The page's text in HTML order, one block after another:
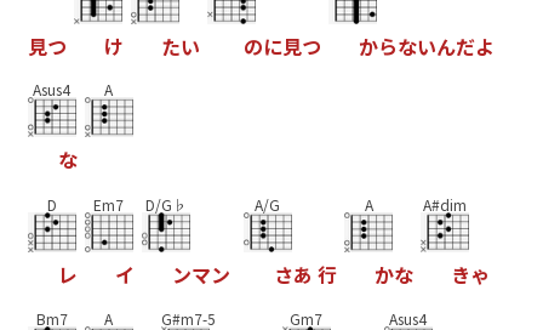
見つ け たい のに見つ からないんだよ
Asus4
な
A
D
レ
Em7
イ
D/G♭
ンマン
A/G
さあ 行
A
かな
A#dim
きゃ
Bm7 A G#m7-5 Gm7 Asus4